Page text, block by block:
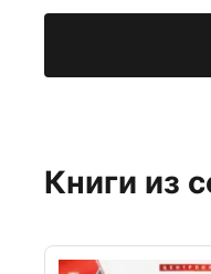
Книги из